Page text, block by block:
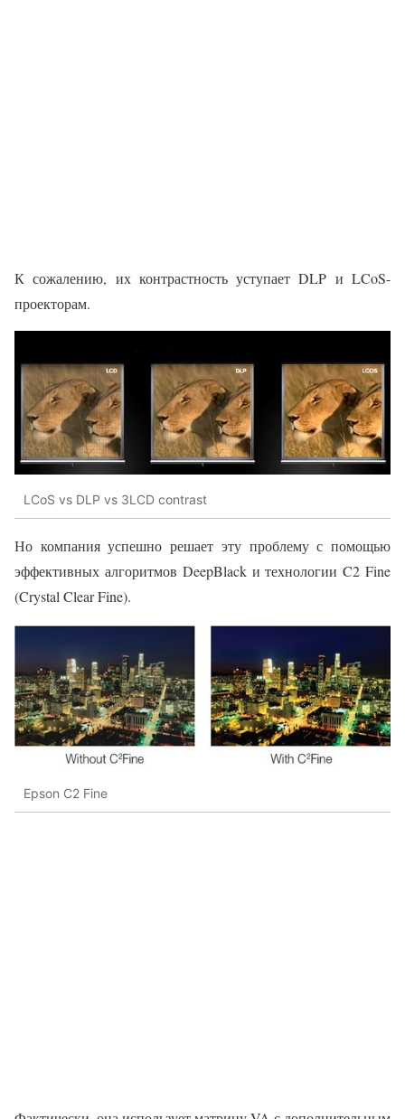
К сожалению, их контрастность уступает DLP и LCoS-
проекторам.
LCoS vs DLP vs 3LCD contrast
Но компания успешно решает эту проблему с помощью
эффективных алгоритмов DeepBlack и технологии C2 Fine
(Crystal Clear Fine).
Epson C2 Fine